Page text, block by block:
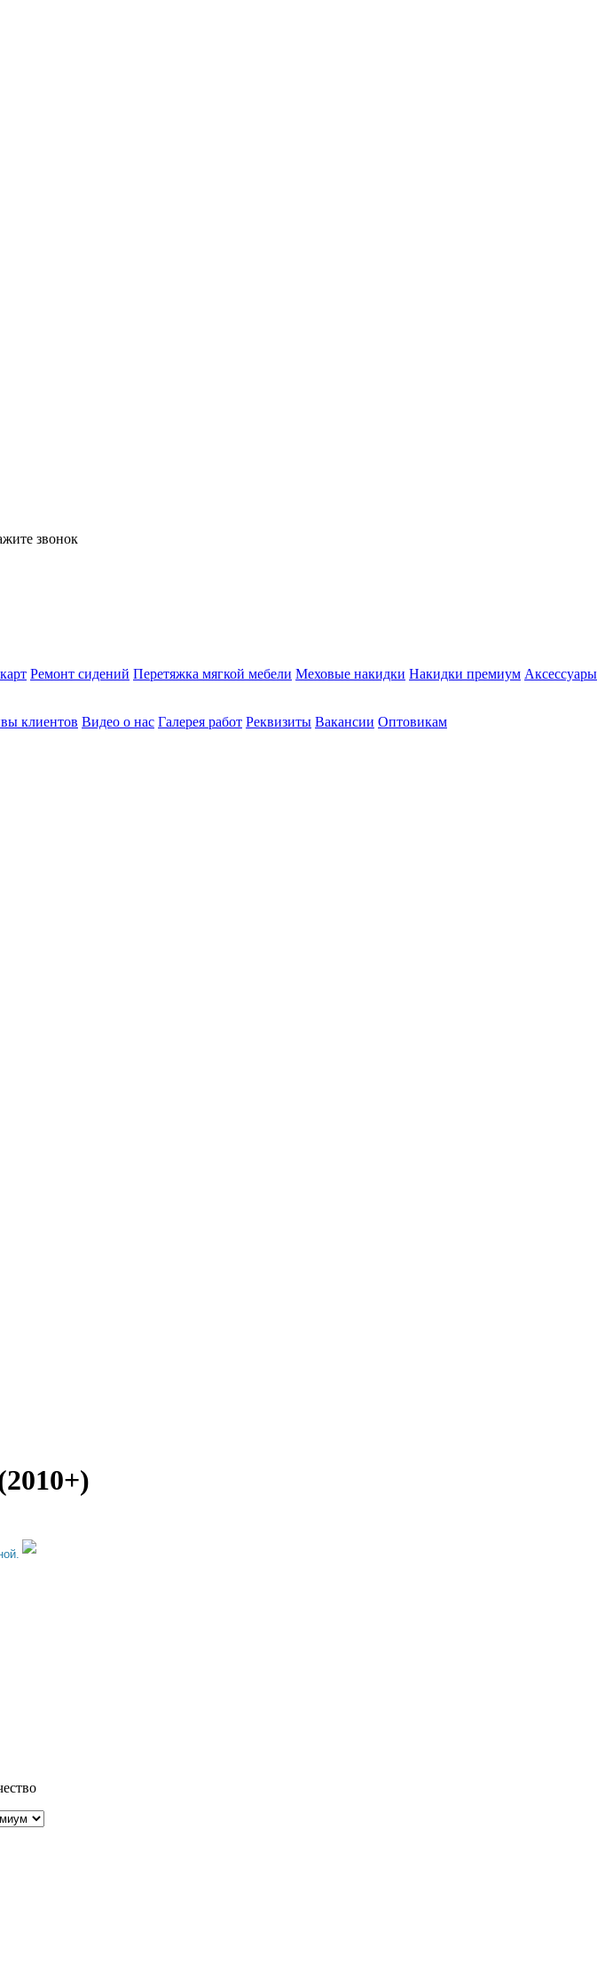
звонок
Ремонт сидений Перетяжка мягкой мебели Меховые накидки Накидки премиум Аксессуары
клиентов Видео о нас Галерея работ Реквизиты Вакансии Оптовикам